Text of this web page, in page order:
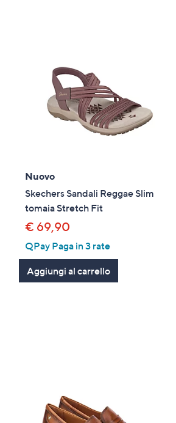
Nuovo
Skechers Sandali Reggae Slim
tomaia Stretch Fit
€ 69,90
QPay Paga in 3 rate
Aggiungi al carrello